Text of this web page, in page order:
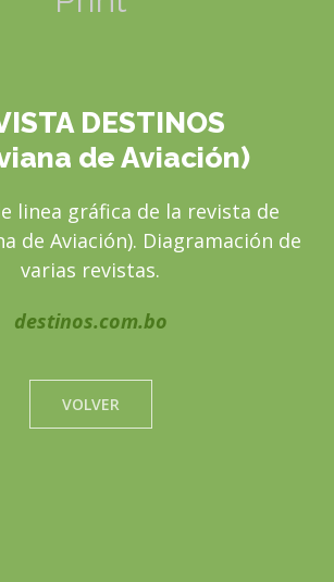
DESTINOS
de Aviación)
linea gráfica de la revista de
de Aviación). Diagramación de
varias revistas.
destinos.com.bo
VOLVER